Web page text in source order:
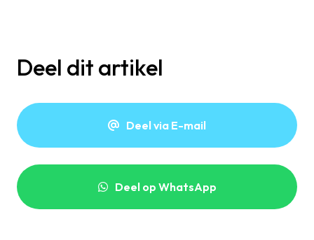
Deel dit artikel
Deel via E-mail
Deel op WhatsApp